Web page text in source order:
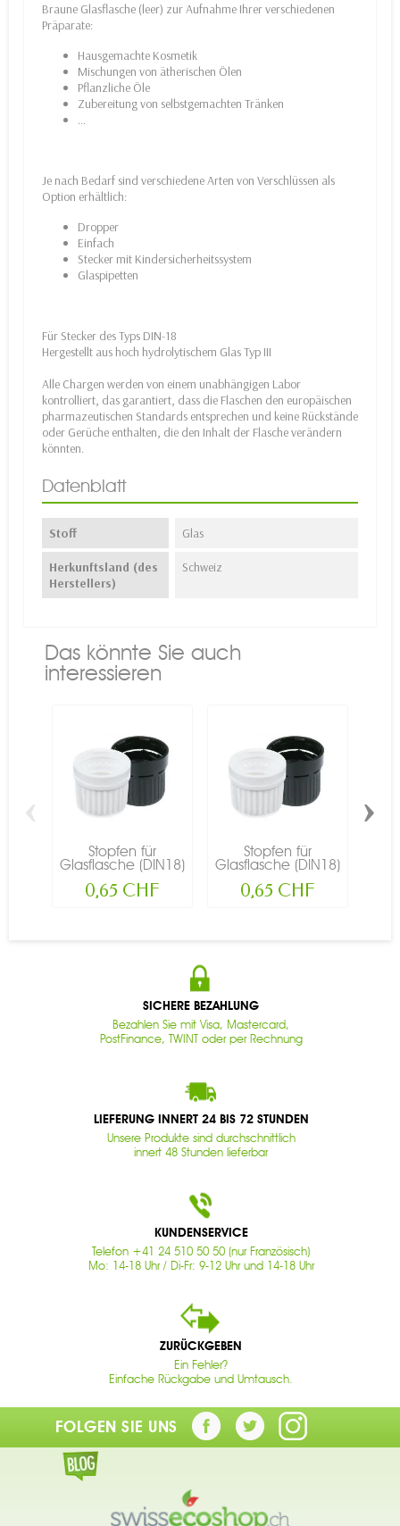
Braune Glasflasche (leer) zur Aufnahme Ihrer verschiedenen
Präparate:
Hausgemachte Kosmetik
Mischungen von ätherischen Ölen
Pflanzliche Öle
Zubereitung von selbstgemachten Tränken
...
Je nach Bedarf sind verschiedene Arten von Verschlüssen als
Option erhältlich:
Dropper
Einfach
Stecker mit Kindersicherheitssystem
Glaspipetten
Für Stecker des Typs DIN-18
Hergestellt aus hoch hydrolytischem Glas Typ III
Alle Chargen werden von einem unabhängigen Labor
kontrolliert, das garantiert, dass die Flaschen den europäischen
pharmazeutischen Standards entsprechen und keine Rückstände
oder Gerüche enthalten, die den Inhalt der Flasche verändern
könnten.
Datenblatt
Stoff Glas
Herkunftsland (des
Herstellers)
Schweiz
Das könnte Sie auch
interessieren
Stopfen für
Glasflasche (DIN18)
0,65 CHF
Stopfen für
Glasflasche (DIN18)
0,65 CHF
‹ ›
SICHERE BEZAHLUNG
Bezahlen Sie mit Visa, Mastercard,
PostFinance, TWINT oder per Rechnung
LIEFERUNG INNERT 24 BIS 72 STUNDEN
Unsere Produkte sind durchschnittlich
innert 48 Stunden lieferbar
KUNDENSERVICE
Telefon +41 24 510 50 50 (nur Französisch)
Mo: 14-18 Uhr / Di-Fr: 9-12 Uhr und 14-18 Uhr
ZURÜCKGEBEN
Ein Fehler?
Einfache Rückgabe und Umtausch.
FOLGEN SIE UNS